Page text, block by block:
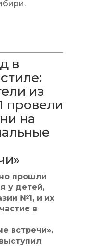
в
из
провели
на
прошли
у детей,
№1, и их
в
встречи».